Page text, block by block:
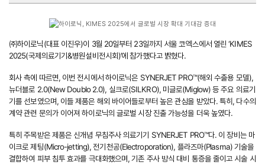
㈜하이로닉(대표 이진우)이 3월 20일부터 23일까지 서울 코엑스에서 열린 ‘KIMES
2025(국제의료기기&병원설비전시회)’에 참가했다고 밝혔다.
회사 측에 따르면, 이번 전시에서 하이로닉은 SYNERJET PRO™(해외 수출용 모델),
뉴더블로 2.0(New Doublo 2.0), 실크로(SILKRO), 미글로(Miglow) 등 주요 의료기
기를 선보였으며, 이들 제품은 해외 바이어들로부터 높은 관심을 받았다. 특히, 다수의
계약 관련 문의가 이어져 하이로닉의 글로벌 시장 진출 가능성을 더욱 높였다.
특히 주목받은 제품은 신개념 무침주사 의료기기 SYNERJET PRO™다. 이 장비는 마
이크로 제팅(Micro-jetting), 전기천공(Electroporation), 플라즈마(Plasma) 기술을
결합하여 피부 침투 효과를 극대화했으며, 기존 주사 방식 대비 통증을 줄이고 시술 시